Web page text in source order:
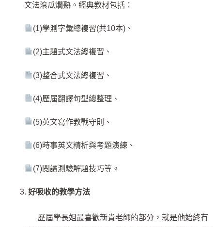
文法滾瓜爛熟。經典教材包括：
(1)學測字彙總複習(共10本)、
(2)主題式文法總複習、
(3)整合式文法總複習、
(4)歷屆翻譯句型總整理、
(5)英文寫作教戰守則、
(6)時事英文精析與考題演練、
(7)閱讀測驗解題技巧等。
好吸收的教學方法
歷屆學長姐最喜歡新貴老師的部分，就是他始終有